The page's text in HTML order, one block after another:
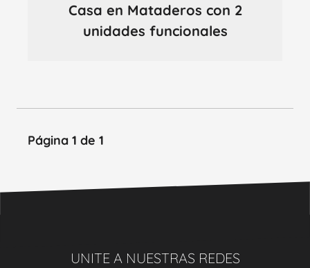
Casa en Mataderos con 2
unidades funcionales
Página 1 de 1
UNITE A NUESTRAS REDES